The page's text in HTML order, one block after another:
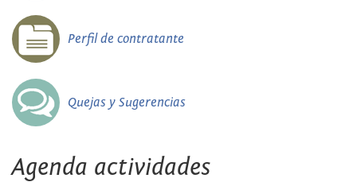
Perfil de contratante
Quejas y Sugerencias
Agenda actividades